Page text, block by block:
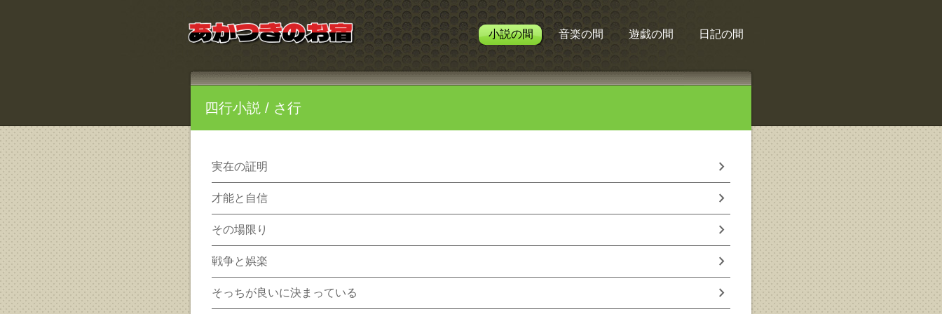
小説の間 音楽の間 遊戯の間 日記の間
四行小説 / さ行
実在の証明 chevron_right
才能と自信 chevron_right
その場限り chevron_right
戦争と娯楽 chevron_right
そっちが良いに決まっている chevron_right